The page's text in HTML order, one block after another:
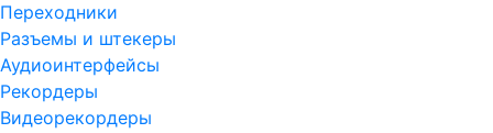
Переходники
Разъемы и штекеры
Аудиоинтерфейсы
Рекордеры
Видеорекордеры